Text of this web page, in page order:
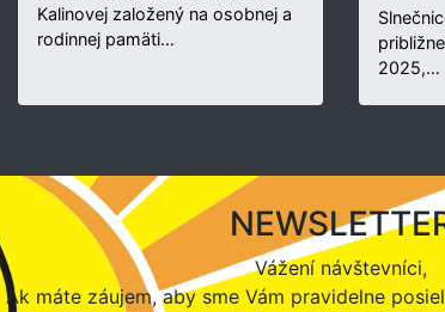
Kalinovej založený na osobnej a
rodinnej pamäti…
2025,…
Vážení návštevníci,
Ak máte záujem, aby sme Vám pravidelne